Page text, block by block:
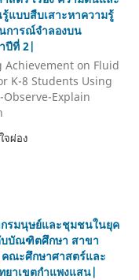
รู้แบบสืบเสาะหาความรู้
การณ์จำลองบน
ปีที่ 2|
Achievement on Fluid
K-8 Students Using
Explain
จผ่อง
รมนุษย์และชุมชนในยุค
บบัณฑิตศึกษา สาขา
ณะศึกษาศาสตร์และ
ยาเขตกำแพงแสน|